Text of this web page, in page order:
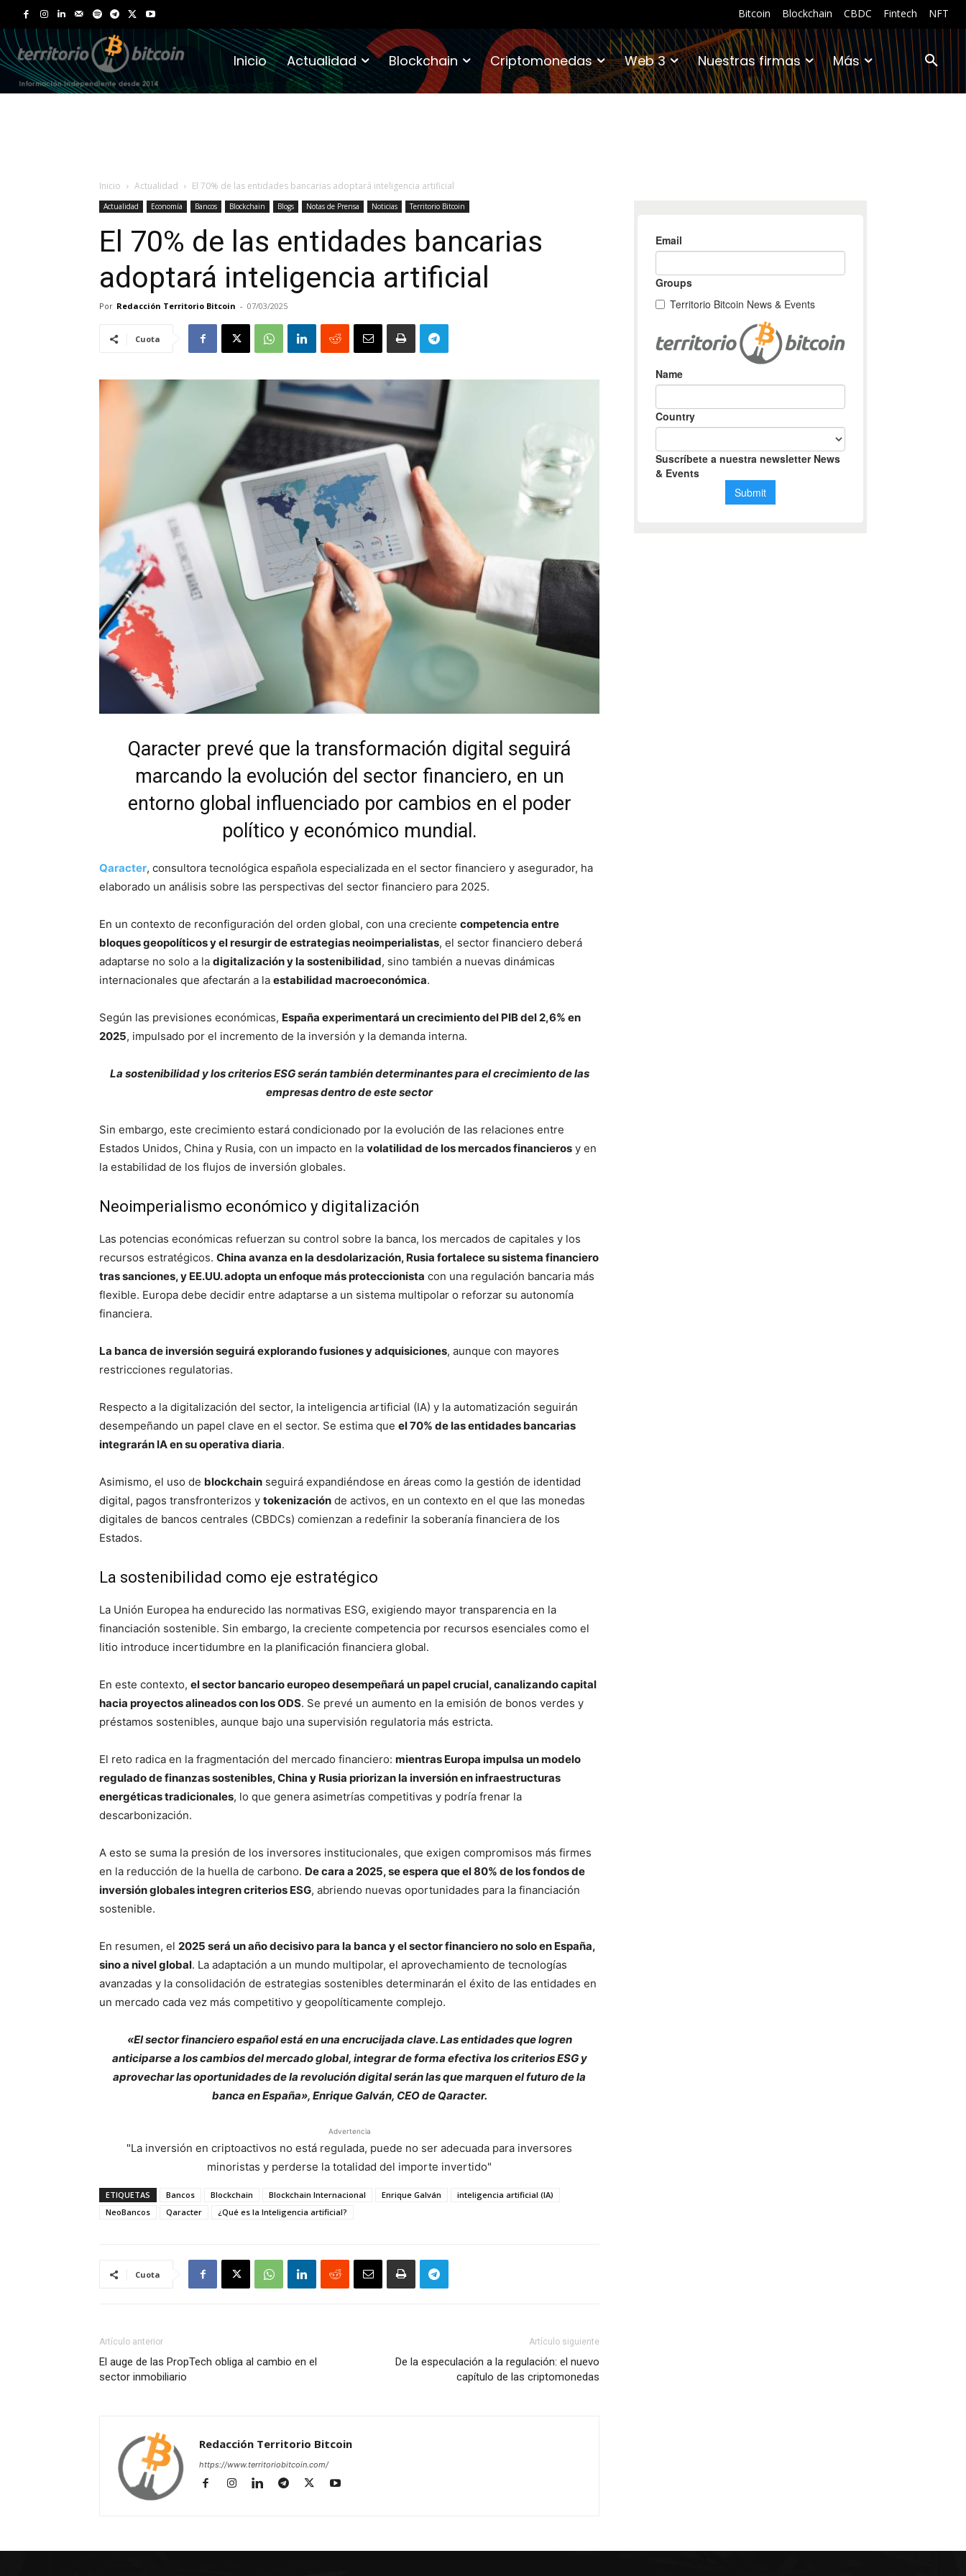
Bitcoin Blockchain CBDC Fintech NFT
Inicio Actualidad Blockchain Criptomonedas Web 3 Nuestras firmas Más
Inicio Actualidad El 70% de las entidades bancarias adoptará inteligencia artificial
Actualidad Economía Bancos Blockchain Blogs Notas de Prensa Noticias Territorio Bitcoin
El 70% de las entidades bancarias
adoptará inteligencia artificial
Por Redacción Territorio Bitcoin - 07/03/2025
Cuota
Qaracter prevé que la transformación digital seguirá
marcando la evolución del sector financiero, en un
entorno global influenciado por cambios en el poder
político y económico mundial.
Qaracter, consultora tecnológica española especializada en el sector financiero y asegurador, ha
elaborado un análisis sobre las perspectivas del sector financiero para 2025.
En un contexto de reconfiguración del orden global, con una creciente competencia entre
bloques geopolíticos y el resurgir de estrategias neoimperialistas, el sector financiero deberá
adaptarse no solo a la digitalización y la sostenibilidad, sino también a nuevas dinámicas
internacionales que afectarán a la estabilidad macroeconómica.
Según las previsiones económicas, España experimentará un crecimiento del PIB del 2,6% en
2025, impulsado por el incremento de la inversión y la demanda interna.
La sostenibilidad y los criterios ESG serán también determinantes para el crecimiento de las
empresas dentro de este sector
Sin embargo, este crecimiento estará condicionado por la evolución de las relaciones entre
Estados Unidos, China y Rusia, con un impacto en la volatilidad de los mercados financieros y en
la estabilidad de los flujos de inversión globales.
Neoimperialismo económico y digitalización
Las potencias económicas refuerzan su control sobre la banca, los mercados de capitales y los
recursos estratégicos. China avanza en la desdolarización, Rusia fortalece su sistema financiero
tras sanciones, y EE.UU. adopta un enfoque más proteccionista con una regulación bancaria más
flexible. Europa debe decidir entre adaptarse a un sistema multipolar o reforzar su autonomía
financiera.
La banca de inversión seguirá explorando fusiones y adquisiciones, aunque con mayores
restricciones regulatorias.
Respecto a la digitalización del sector, la inteligencia artificial (IA) y la automatización seguirán
desempeñando un papel clave en el sector. Se estima que el 70% de las entidades bancarias
integrarán IA en su operativa diaria.
Asimismo, el uso de blockchain seguirá expandiéndose en áreas como la gestión de identidad
digital, pagos transfronterizos y tokenización de activos, en un contexto en el que las monedas
digitales de bancos centrales (CBDCs) comienzan a redefinir la soberanía financiera de los
Estados.
La sostenibilidad como eje estratégico
La Unión Europea ha endurecido las normativas ESG, exigiendo mayor transparencia en la
financiación sostenible. Sin embargo, la creciente competencia por recursos esenciales como el
litio introduce incertidumbre en la planificación financiera global.
En este contexto, el sector bancario europeo desempeñará un papel crucial, canalizando capital
hacia proyectos alineados con los ODS. Se prevé un aumento en la emisión de bonos verdes y
préstamos sostenibles, aunque bajo una supervisión regulatoria más estricta.
El reto radica en la fragmentación del mercado financiero: mientras Europa impulsa un modelo
regulado de finanzas sostenibles, China y Rusia priorizan la inversión en infraestructuras
energéticas tradicionales, lo que genera asimetrías competitivas y podría frenar la
descarbonización.
A esto se suma la presión de los inversores institucionales, que exigen compromisos más firmes
en la reducción de la huella de carbono. De cara a 2025, se espera que el 80% de los fondos de
inversión globales integren criterios ESG, abriendo nuevas oportunidades para la financiación
sostenible.
En resumen, el 2025 será un año decisivo para la banca y el sector financiero no solo en España,
sino a nivel global. La adaptación a un mundo multipolar, el aprovechamiento de tecnologías
avanzadas y la consolidación de estrategias sostenibles determinarán el éxito de las entidades en
un mercado cada vez más competitivo y geopolíticamente complejo.
«El sector financiero español está en una encrucijada clave. Las entidades que logren
anticiparse a los cambios del mercado global, integrar de forma efectiva los criterios ESG y
aprovechar las oportunidades de la revolución digital serán las que marquen el futuro de la
banca en España», Enrique Galván, CEO de Qaracter.
Advertencia
"La inversión en criptoactivos no está regulada, puede no ser adecuada para inversores
minoristas y perderse la totalidad del importe invertido"
ETIQUETAS Bancos Blockchain Blockchain Internacional Enrique Galván
inteligencia artificial (IA)
NeoBancos
Qaracter ¿Qué es la Inteligencia artificial?
Cuota
Artículo anterior
El auge de las PropTech obliga al cambio en el
sector inmobiliario
Artículo siguiente
De la especulación a la regulación: el nuevo
capítulo de las criptomonedas
Redacción Territorio Bitcoin
https://www.territoriobitcoin.com/